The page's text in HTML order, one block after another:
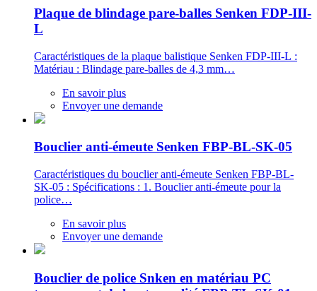
Plaque de blindage pare-balles Senken FDP-III-
L
Caractéristiques de la plaque balistique Senken FDP-III-L :
Matériau : Blindage pare-balles de 4,3 mm…
En savoir plus
Envoyer une demande
Bouclier anti-émeute Senken FBP-BL-SK-05
Caractéristiques du bouclier anti-émeute Senken FBP-BL-
SK-05 : Spécifications : 1. Bouclier anti-émeute pour la
police…
En savoir plus
Envoyer une demande
Bouclier de police Snken en matériau PC